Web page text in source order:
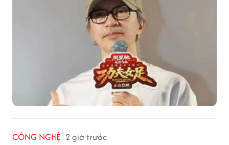
CÔNG NGHỆ 2 giờ trước